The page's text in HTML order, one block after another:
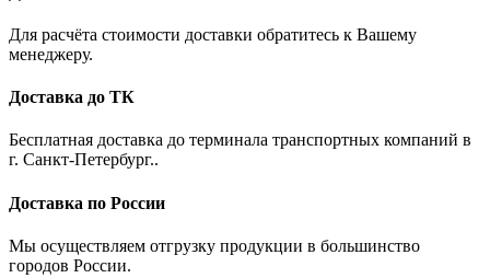
Для расчёта стоимости доставки обратитесь к Вашему
менеджеру.
Доставка до ТК
Бесплатная доставка до терминала транспортных компаний в
г. Санкт-Петербург..
Доставка по России
Мы осуществляем отгрузку продукции в большинство
городов России.